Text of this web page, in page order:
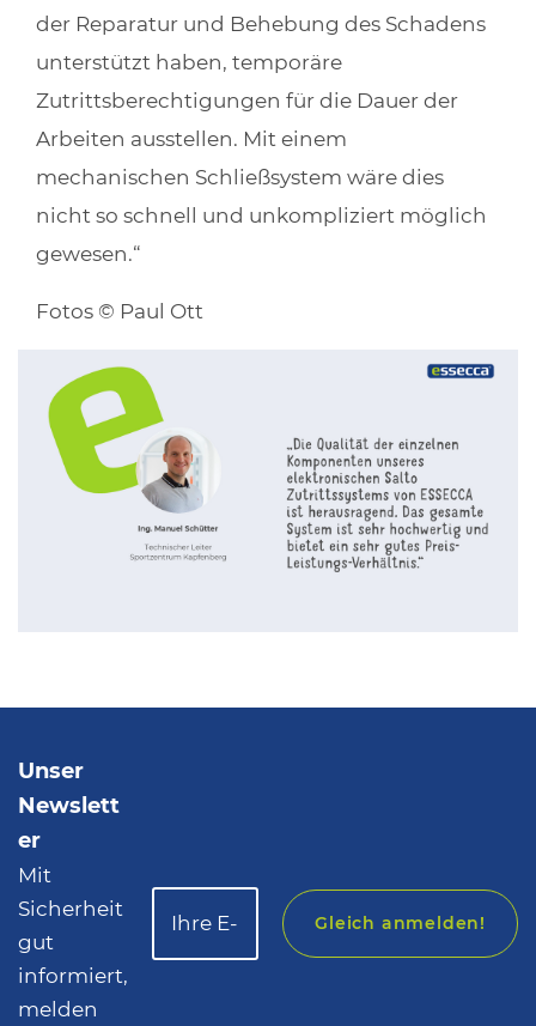
der Reparatur und Behebung des Schadens
unterstützt haben, temporäre
Zutrittsberechtigungen für die Dauer der
Arbeiten ausstellen. Mit einem
mechanischen Schließsystem wäre dies
nicht so schnell und unkompliziert möglich
gewesen.“
Fotos © Paul Ott
Unser
Newslett
er
Mit
Sicherheit
gut
informiert,
melden
Gleich anmelden!